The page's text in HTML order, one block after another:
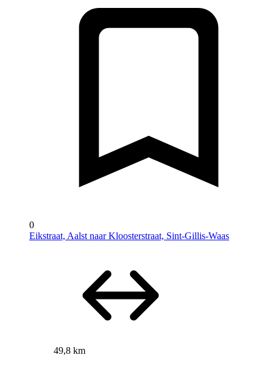
0
Eikstraat, Aalst naar Kloosterstraat, Sint-Gillis-Waas
49,8 km